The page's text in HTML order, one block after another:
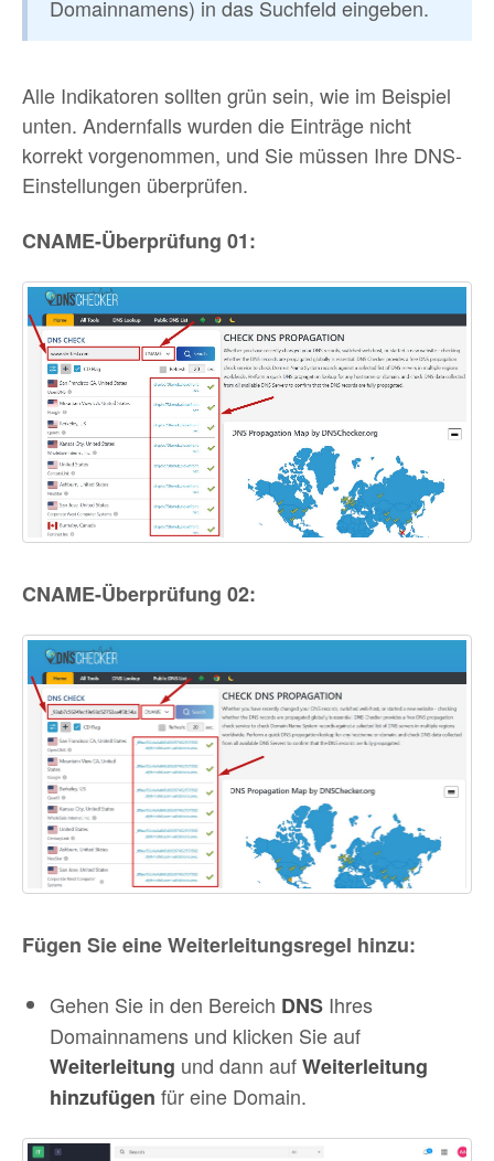
Domainnamens) in das Suchfeld eingeben.
Alle Indikatoren sollten grün sein, wie im Beispiel
unten. Andernfalls wurden die Einträge nicht
korrekt vorgenommen, und Sie müssen Ihre DNS-
Einstellungen überprüfen.
CNAME-Überprüfung 01:
CNAME-Überprüfung 02:
Fügen Sie eine Weiterleitungsregel hinzu:
Gehen Sie in den Bereich DNS Ihres
Domainnamens und klicken Sie auf
Weiterleitung und dann aufWeiterleitung
hinzufügen für eine Domain.